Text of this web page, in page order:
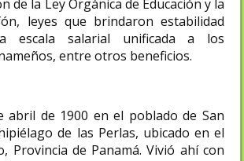
de la Ley Orgánica de Educación y la
leyes que brindaron estabilidad
escala salarial unificada a los
entre otros beneficios.
abril de 1900 en el poblado de San
de las Perlas, ubicado en el
Provincia de Panamá. Vivió ahí con